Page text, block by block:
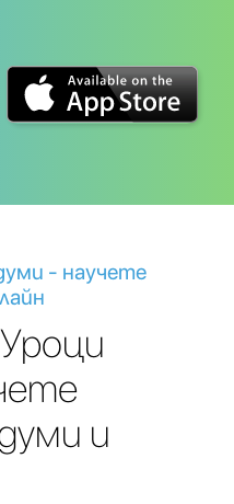
- научете
и